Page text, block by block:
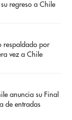
regreso a Chile
respaldado por
vez a Chile
anuncia su Final
de entradas